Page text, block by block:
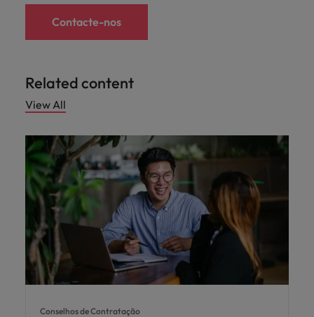
Contacte-nos
Related content
View All
Conselhos de Contratação